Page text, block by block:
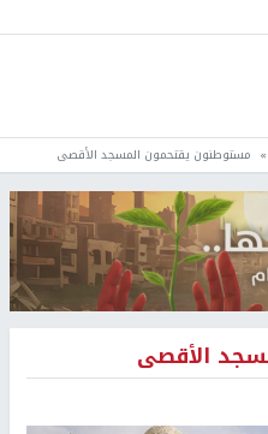
مستوطنون يقتحمون المسجد الأقصى
الأقصى